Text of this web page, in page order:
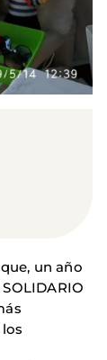
un año